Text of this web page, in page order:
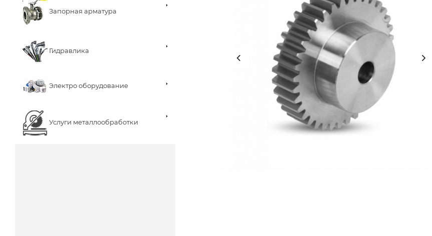
Запорная арматура
Гидравлика
Электро оборудование
Услуги металлообработки